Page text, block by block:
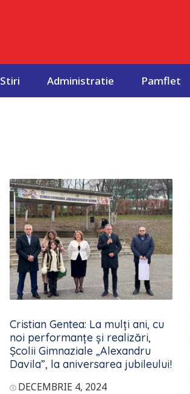
Stiri Administratie Pamflet
Cristian Gentea: La mulți ani, cu
noi performanțe și realizări,
Școlii Gimnaziale „Alexandru
Davila”, la aniversarea jubileului!
DECEMBRIE 4, 2024